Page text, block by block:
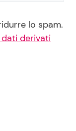
lo spam.
derivati